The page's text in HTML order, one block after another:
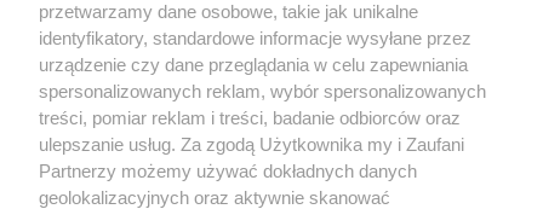
przetwarzamy dane osobowe, takie jak unikalne
identyfikatory, standardowe informacje wysyłane przez
urządzenie czy dane przeglądania w celu zapewniania
spersonalizowanych reklam, wybór spersonalizowanych
treści, pomiar reklam i treści, badanie odbiorców oraz
ulepszanie usług. Za zgodą Użytkownika my i Zaufani
Partnerzy możemy używać dokładnych danych
geolokalizacyjnych oraz aktywnie skanować